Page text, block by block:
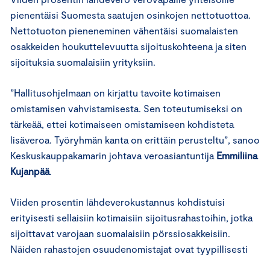
pienentäisi Suomesta saatujen osinkojen nettotuottoa.
Nettotuoton pieneneminen vähentäisi suomalaisten
osakkeiden houkuttelevuutta sijoituskohteena ja siten
sijoituksia suomalaisiin yrityksiin.
”Hallitusohjelmaan on kirjattu tavoite kotimaisen
omistamisen vahvistamisesta. Sen toteutumiseksi on
tärkeää, ettei kotimaiseen omistamiseen kohdisteta
lisäveroa. Työryhmän kanta on erittäin perusteltu”, sanoo
Keskuskauppakamarin johtava veroasiantuntija Emmiliina
Kujanpää.
Viiden prosentin lähdeverokustannus kohdistuisi
erityisesti sellaisiin kotimaisiin sijoitusrahastoihin, jotka
sijoittavat varojaan suomalaisiin pörssiosakkeisiin.
Näiden rahastojen osuudenomistajat ovat tyypillisesti